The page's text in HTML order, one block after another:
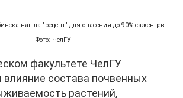
нашла "рецепт" для спасения до 90% саженцев.
Фото: ЧелГУ
факультете ЧелГУ
влияние состава почвенных
растений,